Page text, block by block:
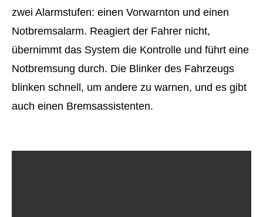
zwei Alarmstufen: einen Vorwarnton und einen
Notbremsalarm. Reagiert der Fahrer nicht,
übernimmt das System die Kontrolle und führt eine
Notbremsung durch. Die Blinker des Fahrzeugs
blinken schnell, um andere zu warnen, und es gibt
auch einen Bremsassistenten.